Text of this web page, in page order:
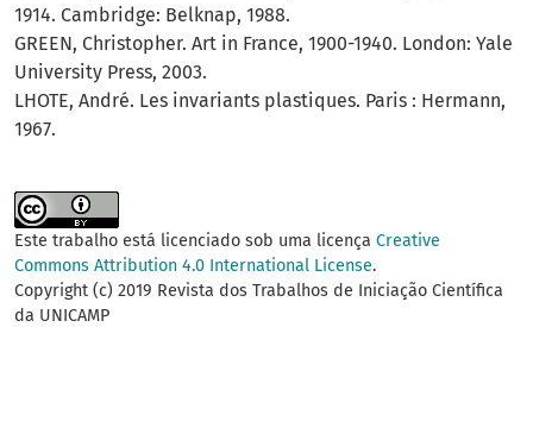
1914. Cambridge: Belknap, 1988.
GREEN, Christopher. Art in France, 1900-1940. London: Yale
University Press, 2003.
LHOTE, André. Les invariants plastiques. Paris : Hermann,
1967.
Este trabalho está licenciado sob uma licença Creative
Commons Attribution 4.0 International License.
Copyright (c) 2019 Revista dos Trabalhos de Iniciação Científica
da UNICAMP